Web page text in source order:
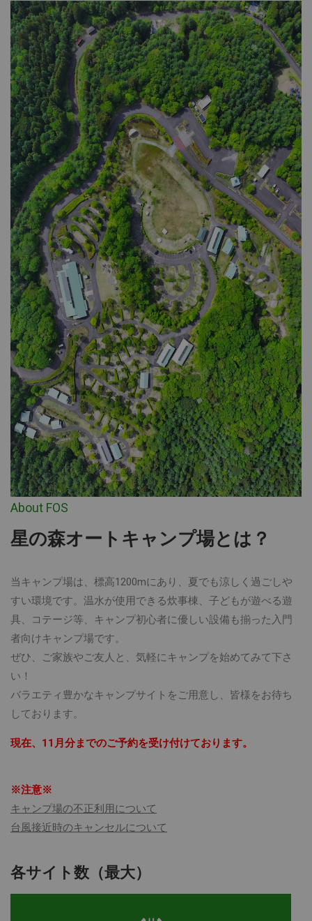
About FOS
星の森オートキャンプ場とは？
当キャンプ場は、標高1200mにあり、夏でも涼しく過ごしや
すい環境です。温水が使用できる炊事棟、子どもが遊べる遊
具、コテージ等、キャンプ初心者に優しい設備も揃った入門
者向けキャンプ場です。
ぜひ、ご家族やご友人と、気軽にキャンプを始めてみて下さ
い！
バラエティ豊かなキャンプサイトをご用意し、皆様をお待ち
しております。
現在、11月分までのご予約を受け付けております。
※注意※
キャンプ場の不正利用について
台風接近時のキャンセルについて
各サイト数（最大）